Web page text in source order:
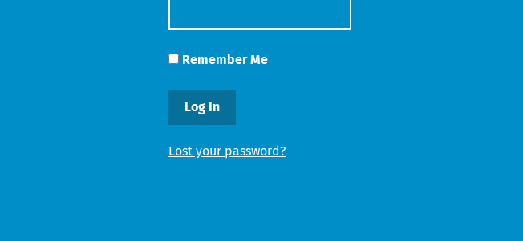
Remember Me
Lost your password?